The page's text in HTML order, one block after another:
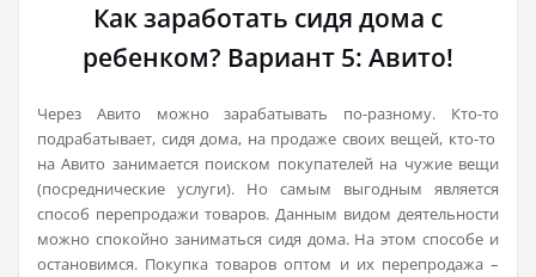
Как заработать сидя дома с
ребенком? Вариант 5: Авито!
Через Авито можно зарабатывать по-разному. Кто-то
подрабатывает, сидя дома, на продаже своих вещей, кто-то
на Авито занимается поиском покупателей на чужие вещи
(посреднические услуги). Но самым выгодным является
способ перепродажи товаров. Данным видом деятельности
можно спокойно заниматься сидя дома. На этом способе и
остановимся. Покупка товаров оптом и их перепродажа –